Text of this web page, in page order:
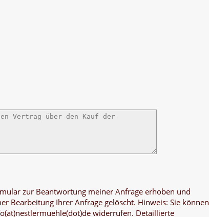
zur Beantwortung meiner Anfrage erhoben und
Bearbeitung Ihrer Anfrage gelöscht. Hinweis: Sie können
widerrufen. Detaillierte